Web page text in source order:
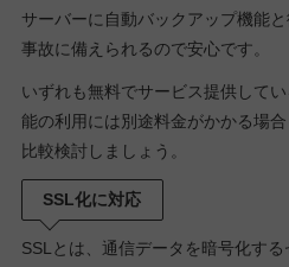
サーバーに自動バックアップ機能
事故に備えられるので安心です。
いずれも無料でサービス提供して
能の利用には別途料金がかかる場
比較検討しましょう。
SSL化に対応
SSLとは、通信データを暗号化する